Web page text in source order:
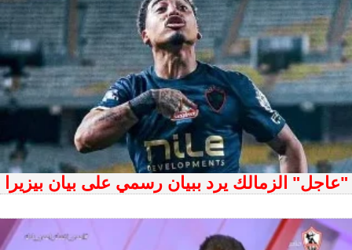
"عاجل" الزمالك يرد ببيان رسمي على بيان بيزيرا